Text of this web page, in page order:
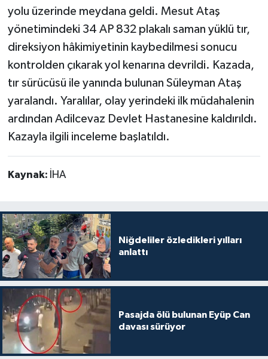
yolu üzerinde meydana geldi. Mesut Ataş
yönetimindeki 34 AP 832 plakalı saman yüklü tır,
direksiyon hâkimiyetinin kaybedilmesi sonucu
kontrolden çıkarak yol kenarına devrildi. Kazada,
tır sürücüsü ile yanında bulunan Süleyman Ataş
yaralandı. Yaralılar, olay yerindeki ilk müdahalenin
ardından Adilcevaz Devlet Hastanesine kaldırıldı.
Kazayla ilgili inceleme başlatıldı.
Kaynak: İHA
Niğdeliler özledikleri yılları
anlattı
Pasajda ölü bulunan Eyüp Can
davası sürüyor